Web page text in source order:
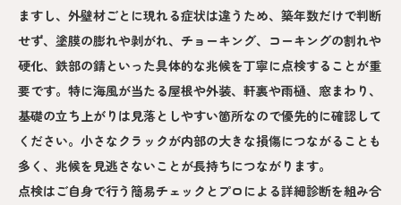
ますし、外壁材ごとに現れる症状は違うため、築年数だけで判断
せず、塗膜の膨れや剥がれ、チョーキング、コーキングの割れや
硬化、鉄部の錆といった具体的な兆候を丁寧に点検することが重
要です。特に海風が当たる屋根や外装、軒裏や雨樋、窓まわり、
基礎の立ち上がりは見落としやすい箇所なので優先的に確認して
ください。小さなクラックが内部の大きな損傷につながることも
多く、兆候を見逃さないことが長持ちにつながります。
点検はご自身で行う簡易チェックとプロによる詳細診断を組み合